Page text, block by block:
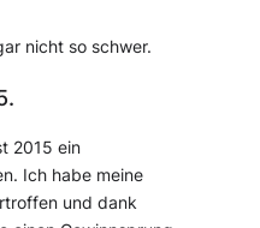
nicht so schwer.
2015 ein
Ich habe meine
und dank